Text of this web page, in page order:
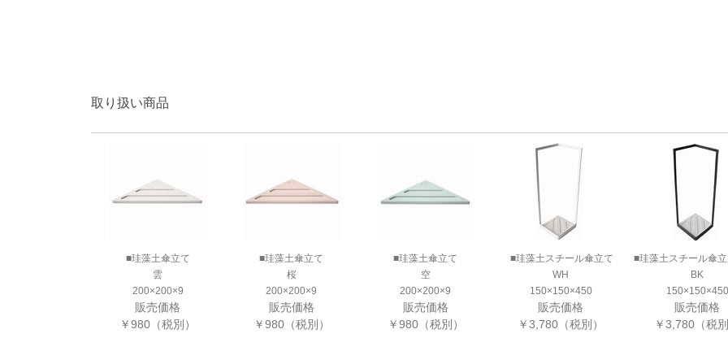
取り扱い商品
■珪藻土傘立て
雲
200×200×9
販売価格
￥980（税別）
■珪藻土傘立て
桜
200×200×9
販売価格
￥980（税別）
■珪藻土傘立て
空
200×200×9
販売価格
￥980（税別）
■珪藻土スチール傘立て
WH
150×150×450
販売価格
￥3,780（税別）
■珪藻土スチール傘
BK
150×150×450
販売価格
￥3,780（税別